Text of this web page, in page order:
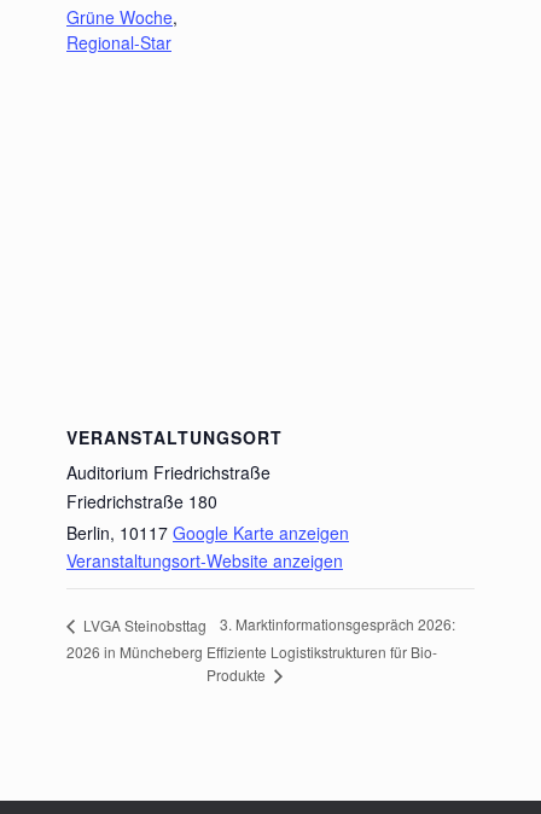
Grüne Woche,
Regional-Star
VERANSTALTUNGSORT
Auditorium Friedrichstraße
Friedrichstraße 180
Berlin, 10117 Google Karte anzeigen
Veranstaltungsort-Website anzeigen
LVGA Steinobsttag
2026 in Müncheberg
3. Marktinformationsgespräch 2026:
Effiziente Logistikstrukturen für Bio-
Produkte